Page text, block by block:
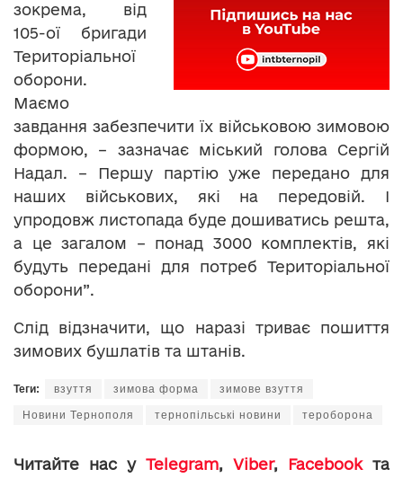
зокрема, від
105-ої бригади
Територіальної
оборони.
Маємо
завдання забезпечити їх військовою зимовою
формою, – зазначає міський голова Сергій
Надал. – Першу партію уже передано для
наших військових, які на передовій. І
упродовж листопада буде дошиватись решта,
а це загалом – понад 3000 комплектів, які
будуть передані для потреб Територіальної
оборони”.
Слід відзначити, що наразі триває пошиття
зимових бушлатів та штанів.
Теги: взуття зимова форма зимове взуття
Новини Тернополя тернопільські новини тероборона
Читайте нас у Telegram, Viber, Facebookта